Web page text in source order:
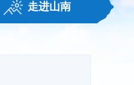
走进山南